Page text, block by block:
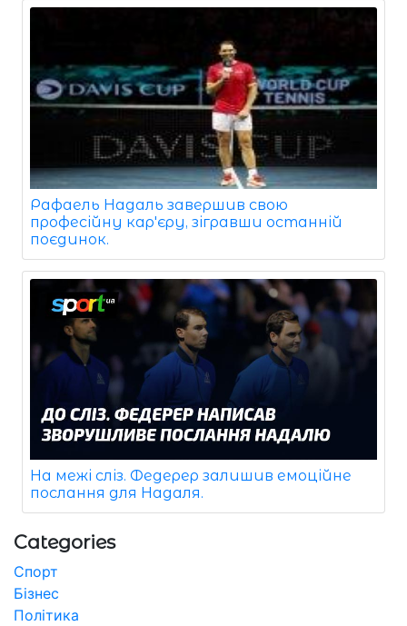
Рафаель Надаль завершив свою
професійну кар'єру, зігравши останній
поєдинок.
На межі сліз. Федерер залишив емоційне
послання для Надаля.
Categories
Спорт
Бізнес
Політика